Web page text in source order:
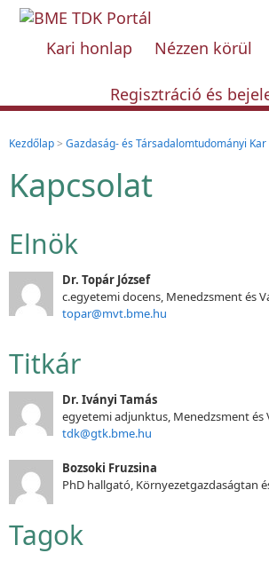
Kari honlap Nézzen körül
Regisztráció és
Kezdőlap> Gazdaság- és Társadalomtudományi Kar
Kapcsolat
Elnök
Dr. Topár József
c.egyetemi docens, Menedzsment és
topar@mvt.bme.hu
Titkár
Dr. Iványi Tamás
egyetemi adjunktus, Menedzsment és
tdk@gtk.bme.hu
Bozsoki Fruzsina
PhD hallgató, Környezetgazdaságtan
Tagok